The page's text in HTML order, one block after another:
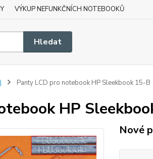
VÝKUP NEFUNKČNÍCH NOTEBOOKŮ
Hledat
Panty LCD pro notebook HP Sleekbook 15-B
HP
Nové